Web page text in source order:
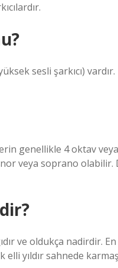
sesli şarkıcı)
genellikle 4 oktav
veya soprano
ve oldukça nadirdir.
elli yıldır sahnede